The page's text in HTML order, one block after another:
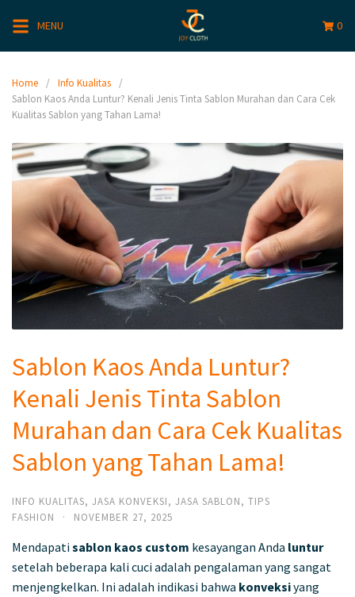
MENU 0
Home
Info Kualitas
Sablon Kaos Anda Luntur? Kenali Jenis Tinta Sablon Murahan dan Cara Cek
Kualitas Sablon yang Tahan Lama!
Sablon Kaos Anda Luntur?
Kenali Jenis Tinta Sablon
Murahan dan Cara Cek Kualitas
Sablon yang Tahan Lama!
INFO KUALITAS, JASA KONVEKSI, JASA SABLON, TIPS
FASHION
· NOVEMBER 27, 2025
Mendapatisablon kaos custom kesayangan Anda luntur
setelah beberapa kali cuci adalah pengalaman yang sangat
menjengkelkan. Ini adalah indikasi bahwa konveksiyang